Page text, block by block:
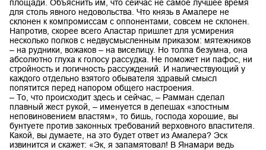
площади. Объяснить им, что сейчас не самое лучшее время
для столь явного недовольства. Что князь в Амалере не
склонен к компромиссам с оппонентами, совсем не склонен.
Напротив, скорее всего Аластар пришлет для усмирения
несколько полков с недвусмысленным приказом: мятежников
– на рудники, вожаков – на виселицу. Но толпа безумна, она
абсолютно глуха к голосу рассудка. Не поможет ни пафос, ни
стройность и логичность рассуждений. И наличествующий у
каждого отдельно взятого обывателя здравый смысл
попятится перед напором общего настроения.
– То, что происходит здесь и сейчас, – Рамман сделал
плавный жест рукой, – именуется в депешах «злостным
неповиновением властям», то бишь, господа хорошие, вы
бунтуете против законных требований верховного властителя.
Какой, вы думаете, на это будет ответ из Амалера? Эск
извинится и скажет: «Эк, я запамятовал! В Янамари ведь